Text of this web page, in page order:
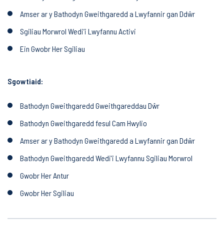
Amser ar y Bathodyn Gweithgaredd a Lwyfannir gan Ddŵr
Sgiliau Morwrol Wedi’i Lwyfannu Activi
Ein Gwobr Her Sgiliau
Sgowtiaid:
Bathodyn Gweithgaredd Gweithgareddau Dŵr
Bathodyn Gweithgaredd fesul Cam Hwylio
Amser ar y Bathodyn Gweithgaredd a Lwyfannir gan Ddŵr
Bathodyn Gweithgaredd Wedi’i Lwyfannu Sgiliau Morwrol
Gwobr Her Antur
Gwobr Her Sgiliau